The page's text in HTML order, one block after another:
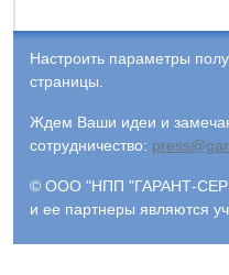
Настроить параметры
страницы.
Ждем Ваши идеи и
сотрудничество:
© ООО "НПП "ГАРАНТ-
и ее партнеры являются